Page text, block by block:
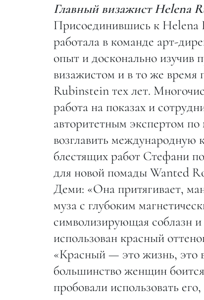
Главный визажист Helena
Присоединившись к Helena
работала в команде арт-
опыт и досконально изучив
визажистом и в то же время
Rubinstein тех лет.
работа на показах и
авторитетным экспертом
возглавить международную
блестящих работ Стефани
для новой помады Wanted
Деми: «Она притягивает,
муза с глубоким
символизирующая соблазн
использован красный
«Красный — это жизнь, это
большинство женщин
пробовали использовать